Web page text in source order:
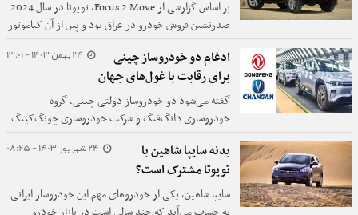
می‌شود، رونمایی خواهد شد.
بر اساس گزارشی از Focus 2 Move، تویوتا در سال 2024
صدرنشین فروش خودرو در عراق بود و پس از آن کیاموتور
و هیوندای قرار گرفتند.
24 بهمن 1403 - 13:01
ادغام دو خودروساز چینی
برای رقابت با غول‌های جهان
گفته می‌شود دو خودروساز دولتی چینی، گروه
خودروسازی دانگ‌فنگ و شرکت خودروسازی چونگ‌کینگ
چانگان، در حال بررسی ادغام برای تشکیل یک شرکت
قوی‌تر هستند تا بتوانند به طور موثرتری در عرصه جهانی
با خودروسازان پیشرو خارجی مانند تویوتا، گروه فولکس
واگن و هیوندای-کیا رقابت کنند.
24 شهریور 1403 - 08:25
بدنه سایپا شاهین با
تویوتا مشترک است؟
سایپا شاهین، یکی از خودروهای مهم این خودروساز ایرانی